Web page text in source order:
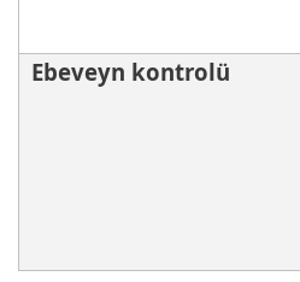
Ebeveyn kontrolü